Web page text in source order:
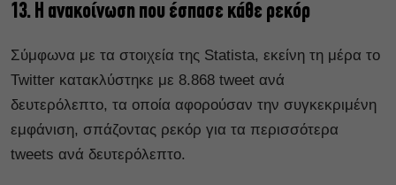
13. Η ανακοίνωση που έσπασε κάθε ρεκόρ
Σύμφωνα με τα στοιχεία της Statista, εκείνη τη μέρα το
Twitter κατακλύστηκε με 8.868 tweet ανά
δευτερόλεπτο, τα οποία αφορούσαν την συγκεκριμένη
εμφάνιση, σπάζοντας ρεκόρ για τα περισσότερα
tweets ανά δευτερόλεπτο.